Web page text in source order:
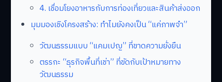
4. เชื่อมโยงอาหารกับการท่องเที่ยวและสินค้าส่งออก
มุมมองเชิงโครงสร้าง: ทำไมยังคงเป็น “แค่ภาพจำ”
วัฒนธรรมแบบ “แคมเปญ” ที่ขาดความยั่งยืน
ตรรกะ “ธุรกิจพื้นที่เช่า” ที่ขัดกับเป้าหมายทาง
วัฒนธรรม